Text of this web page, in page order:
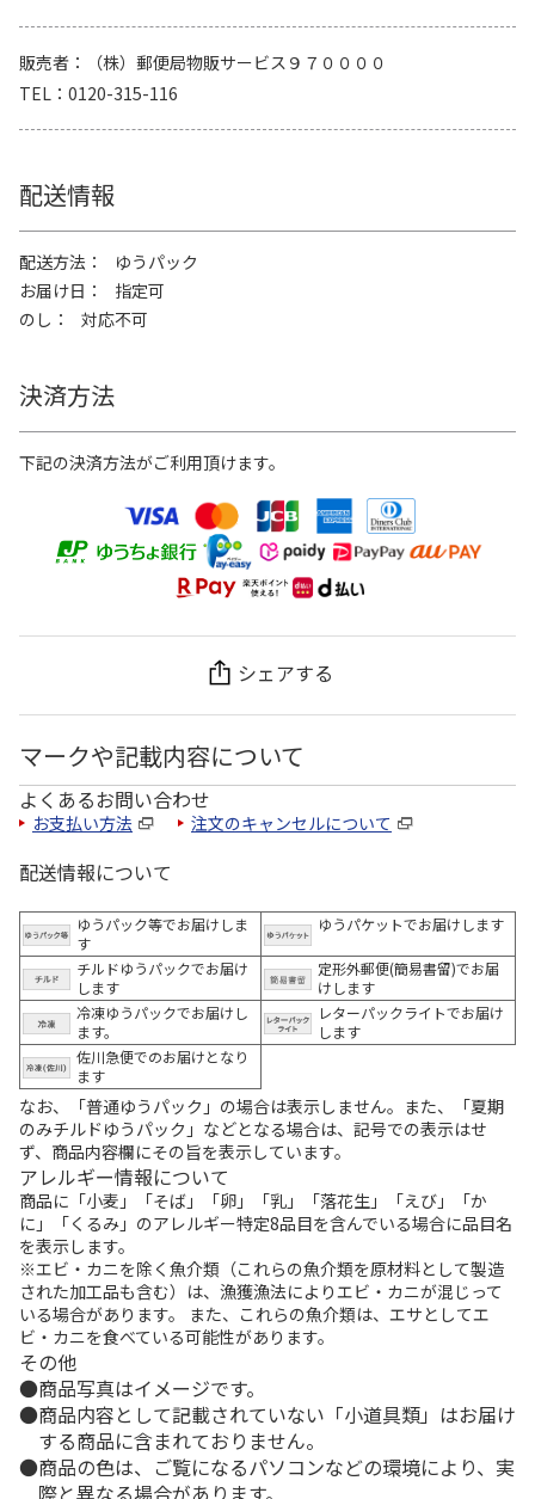
販売者
（株）郵便局物販サービス９７００００
TEL
0120-315-116
配送情報
配送方法
ゆうパック
お届け日
指定可
のし
対応不可
決済方法
下記の決済方法がご利用頂けます。
シェアする
マークや記載内容について
よくあるお問い合わせ
お支払い方法 注文のキャンセルについて
配送情報について
ゆうパック等でお届けしま
す
ゆうパケットでお届けします
チルドゆうパックでお届け
します
定形外郵便(簡易書留)でお届
けします
冷凍ゆうパックでお届けし
ます。
レターパックライトでお届け
します
佐川急便でのお届けとなり
ます
なお、「普通ゆうパック」の場合は表示しません。また、「夏期
のみチルドゆうパック」などとなる場合は、記号での表示はせ
ず、商品内容欄にその旨を表示しています。
アレルギー情報について
商品に「小麦」「そば」「卵」「乳」「落花生」「えび」「か
に」「くるみ」のアレルギー特定8品目を含んでいる場合に品目名
を表示します。
※エビ・カニを除く魚介類（これらの魚介類を原材料として製造
された加工品も含む）は、漁獲漁法によりエビ・カニが混じって
いる場合があります。 また、これらの魚介類は、エサとしてエ
ビ・カニを食べている可能性があります。
その他
商品写真はイメージです。
商品内容として記載されていない「小道具類」はお届け
する商品に含まれておりません。
商品の色は、ご覧になるパソコンなどの環境により、実
際と異なる場合があります。